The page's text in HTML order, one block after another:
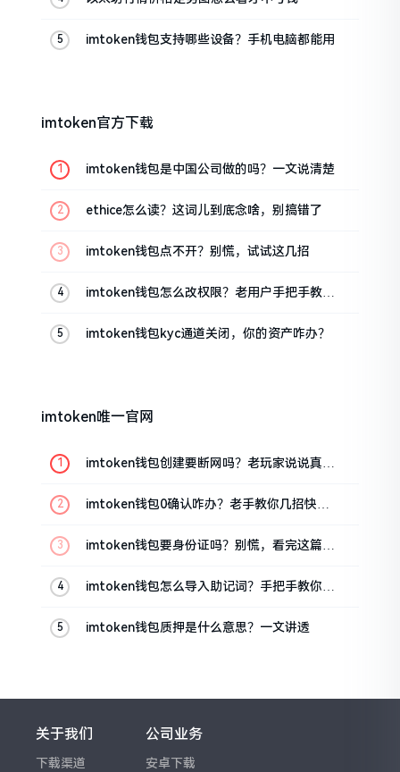
imtoken钱包支持哪些设备？手机电脑都能用
imtoken官方下载
imtoken钱包是中国公司做的吗？一文说清楚
ethice怎么读？这词儿到底念啥，别搞错了
imtoken钱包点不开？别慌，试试这几招
imtoken钱包怎么改权限？老用户手把手教你
imtoken钱包kyc通道关闭，你的资产咋办？
imtoken唯一官网
imtoken钱包创建要断网吗？老玩家说说真实
imtoken钱包0确认咋办？老手教你几招快速
imtoken钱包要身份证吗？别慌，看完这篇就
imtoken钱包怎么导入助记词？手把手教你找
imtoken钱包质押是什么意思？一文讲透
关于我们
下载渠道
公司业务
安卓下载